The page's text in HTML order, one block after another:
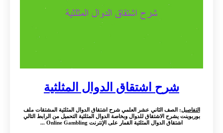
شرح اشتقاق الدوال المثلثية
التفاصيل: الصف الثاني عشر العلمي شرح اشتقاق الدوال المثلثية المشتقات ملف
بوربوينت يشرح الاشتقاق للدوال وبخاصة الدوال المثلثية التحميل من الرابط التالي
اشتقاق الدوال المثلثية القمار على الإنترنت Online Gambling ...